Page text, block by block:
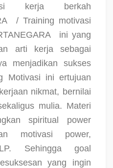
kerja berkah
/ Training motivasi
ini yang
arti kerja sebagai
menjadikan sukses
Motivasi ini ertujuan
nikmat, bernilai
mulia. Materi
spiritual power
motivasi power,
Sehingga goal
yang ingin